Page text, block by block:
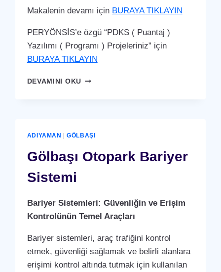
Makalenin devamı için BURAYA TIKLAYIN
PERYÖNSİS’e özgü “PDKS ( Puantaj )
Yazılımı ( Programı ) Projeleriniz” için
BURAYA TIKLAYIN
DEVAMINI OKUGÖLBAŞI
YAZILIMI
(PROGRAMI)
ADIYAMAN |GÖLBAŞI
Gölbaşı Otopark Bariyer
Sistemi
Bariyer Sistemleri: Güvenliğin ve Erişim
Kontrolünün Temel Araçları
Bariyer sistemleri, araç trafiğini kontrol
etmek, güvenliği sağlamak ve belirli alanlara
erişimi kontrol altında tutmak için kullanılan